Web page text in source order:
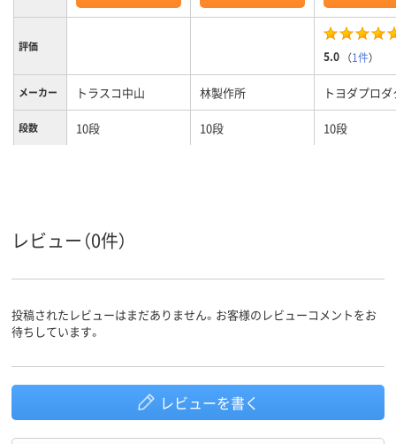
評価
5.0 （1件）
メーカー トラスコ中山 林製作所 トヨダプロ
段数 10段 10段 10段
レビュー（0件）
投稿されたレビューはまだありません。お客様のレビューコメントをお
待ちしています。
レビューを書く